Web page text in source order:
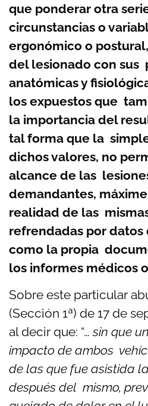
que ponderar otra
circunstancias o
ergonómico o
del lesionado con sus
anatómicas y
los expuestos que
la importancia del
tal forma que la
dichos valores, no
alcance de las
demandantes,
realidad de las
refrendadas por datos
como la propia
los informes médicos
Sobre este particular
(Sección 1ª) de 17 de
al decir que: “… sin que
impacto de ambos
de las que fue asistida
después del mismo,